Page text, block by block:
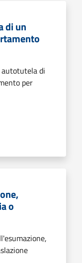
di un
di
per
o